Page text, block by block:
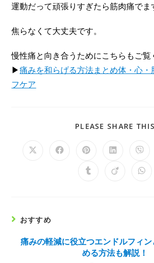
運動だって頑張りすぎたら筋肉痛でま
焦らなくて大丈夫です。
慢性痛と向き合うためにこちらもご覧
▶痛みを和らげる方法まとめ体・心
フケア
PLEASE SHARE THIS
おすすめ
痛みの軽減に役立つエンドルフィ
める方法も解説！